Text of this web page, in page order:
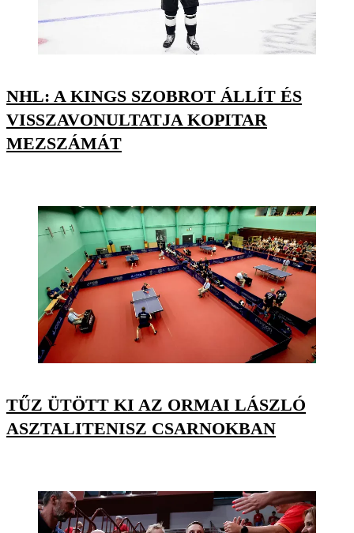
NHL: A KINGS SZOBROT ÁLLÍT ÉS
VISSZAVONULTATJA KOPITAR
MEZSZÁMÁT
TŰZ ÜTÖTT KI AZ ORMAI LÁSZLÓ
ASZTALITENISZ CSARNOKBAN